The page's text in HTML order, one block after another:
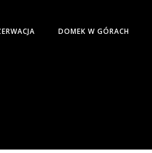
DOMEK W GÓRACH